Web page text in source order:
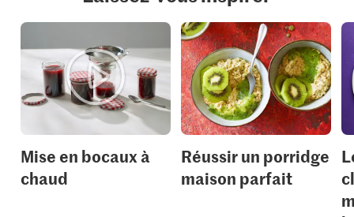
Mise en bocaux à
chaud
Réussir un porridge
maison parfait